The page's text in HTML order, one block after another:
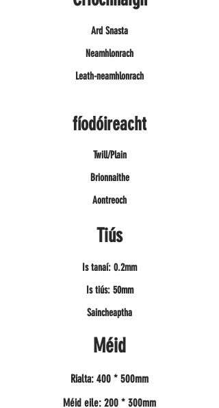
Ard Snasta
Neamhlonrach
Leath-neamhlonrach
fíodóireacht
Twill/Plain
Brionnaithe
Aontreoch
Tiús
Is tanaí: 0.2mm
Is tiús: 50mm
Saincheaptha
Méid
Rialta: 400 * 500mm
Méid eile: 200 * 300mm